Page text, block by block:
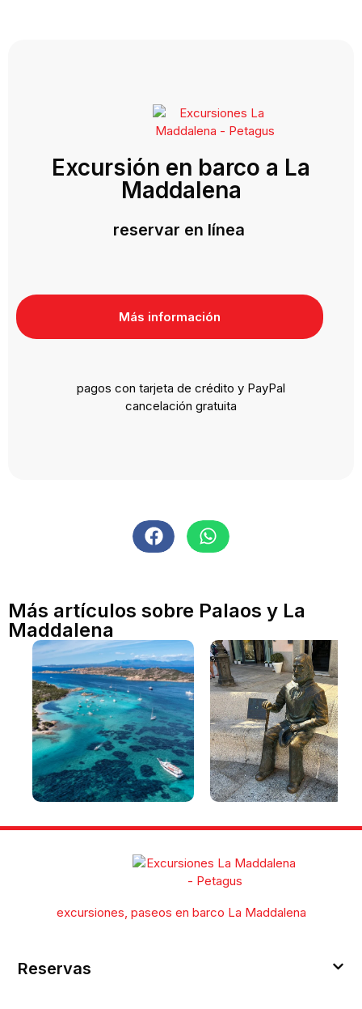
Excursión en barco a La
Maddalena
reservar en línea
Más información
pagos con tarjeta de crédito y PayPal
cancelación gratuita
Más artículos sobre Palaos y La
Maddalena
La Maddalena y el
lugares de interés y guía
para visitar el archipiélago
Qué ver en La
excursiones, paseos en barco La Maddalena
Reservas